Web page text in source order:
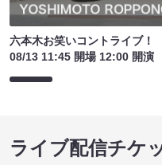
六本木お笑いコントライブ！
08/13 11:45 開場 12:00 開演
ライブ配信チケ